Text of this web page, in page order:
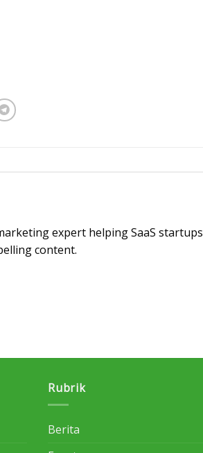
expert helping SaaS startups
content.
Rubrik
Berita